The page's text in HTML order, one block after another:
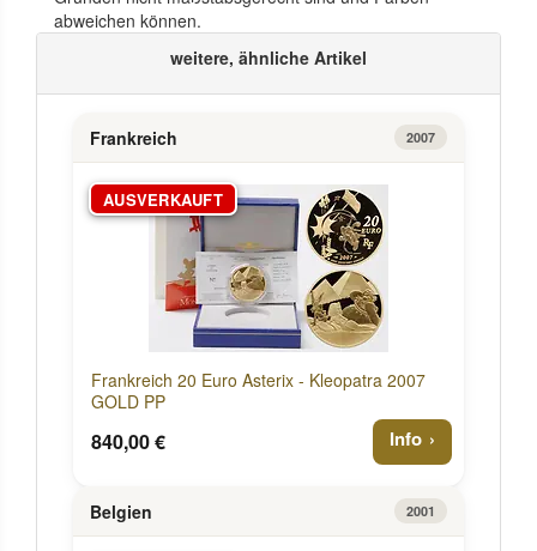
abweichen können.
weitere, ähnliche Artikel
Frankreich 2007
AUSVERKAUFT
Frankreich 20 Euro Asterix - Kleopatra 2007
GOLD PP
840,00 € Info
Belgien 2001